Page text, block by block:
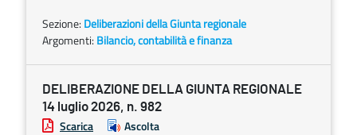
Sezione: Deliberazioni della Giunta regionale
Argomenti: Bilancio, contabilità e finanza
DELIBERAZIONE DELLA GIUNTA REGIONALE
14 luglio 2026, n. 982
Scarica Ascolta